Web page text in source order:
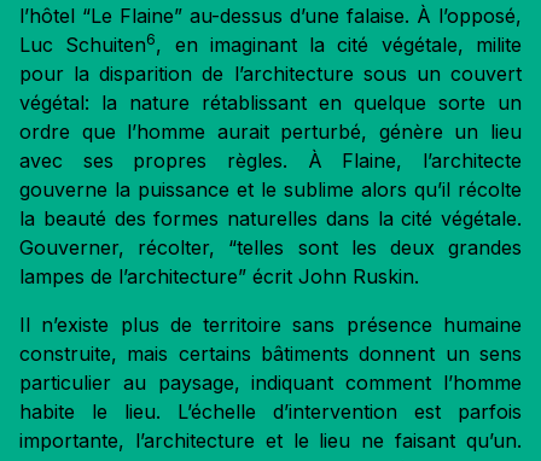
l’hôtel “Le Flaine” au-dessus d’une falaise. À l’opposé,
Luc Schuiten6, en imaginant la cité végétale, milite
pour la disparition de l’architecture sous un couvert
végétal: la nature rétablissant en quelque sorte un
ordre que l’homme aurait perturbé, génère un lieu
avec ses propres règles. À Flaine, l’architecte
gouverne la puissance et le sublime alors qu’il récolte
la beauté des formes naturelles dans la cité végétale.
Gouverner, récolter, “telles sont les deux grandes
lampes de l’architecture” écrit John Ruskin.
Il n’existe plus de territoire sans présence humaine
construite, mais certains bâtiments donnent un sens
particulier au paysage, indiquant comment l’homme
habite le lieu. L’échelle d’intervention est parfois
importante, l’architecture et le lieu ne faisant qu’un.